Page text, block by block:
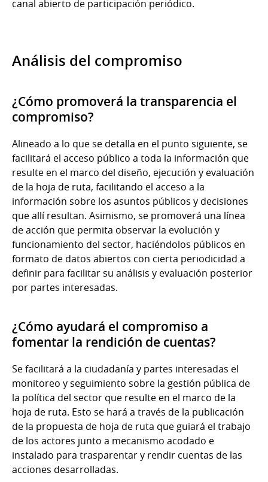
canal abierto de participación periódico.
Análisis del compromiso
¿Cómo promoverá la transparencia el
compromiso?
Alineado a lo que se detalla en el punto siguiente, se
facilitará el acceso público a toda la información que
resulte en el marco del diseño, ejecución y evaluación
de la hoja de ruta, facilitando el acceso a la
información sobre los asuntos públicos y decisiones
que allí resultan. Asimismo, se promoverá una línea
de acción que permita observar la evolución y
funcionamiento del sector, haciéndolos públicos en
formato de datos abiertos con cierta periodicidad a
definir para facilitar su análisis y evaluación posterior
por partes interesadas.
¿Cómo ayudará el compromiso a
fomentar la rendición de cuentas?
Se facilitará a la ciudadanía y partes interesadas el
monitoreo y seguimiento sobre la gestión pública de
la política del sector que resulte en el marco de la
hoja de ruta. Esto se hará a través de la publicación
de la propuesta de hoja de ruta que guiará el trabajo
de los actores junto a mecanismo acodado e
instalado para trasparentar y rendir cuentas de las
acciones desarrolladas.